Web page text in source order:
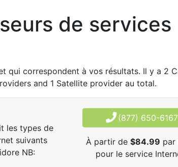
de
qui correspondent à vos résultats. Il y a 2
and 1 Satellite provider au total.
les types de
suivants
NB:
(877) 650-6167
À partir de $84.99 par
pour le service